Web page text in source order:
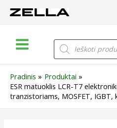
prie
Menu
Products
search
Pradinis
Produktai
ESR matuoklis LCR-T7
tranzistoriams, MOSFET,